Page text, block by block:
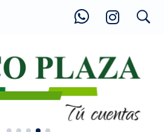
search